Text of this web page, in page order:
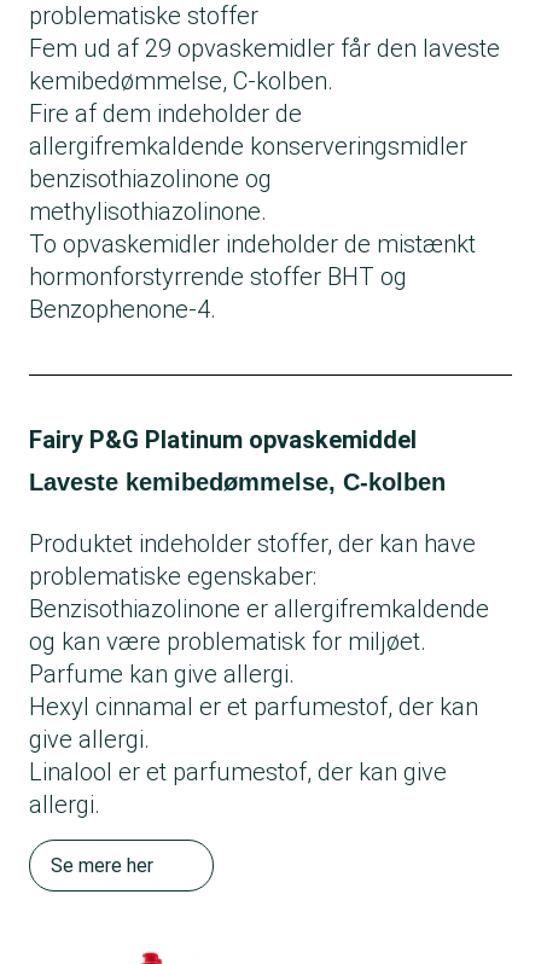
problematiske stoffer
Fem ud af 29 opvaskemidler får den laveste
kemibedømmelse, C-kolben.
Fire af dem indeholder de
allergifremkaldende konserveringsmidler
benzisothiazolinone og
methylisothiazolinone.
To opvaskemidler indeholder de mistænkt
hormonforstyrrende stoffer BHT og
Benzophenone-4.
Fairy P&G Platinum opvaskemiddel
Laveste kemibedømmelse, C-kolben
Produktet indeholder stoffer, der kan have
problematiske egenskaber:
Benzisothiazolinone er allergifremkaldende
og kan være problematisk for miljøet.
Parfume kan give allergi.
Hexyl cinnamal er et parfumestof, der kan
give allergi.
Linalool er et parfumestof, der kan give
allergi.
Se mere her